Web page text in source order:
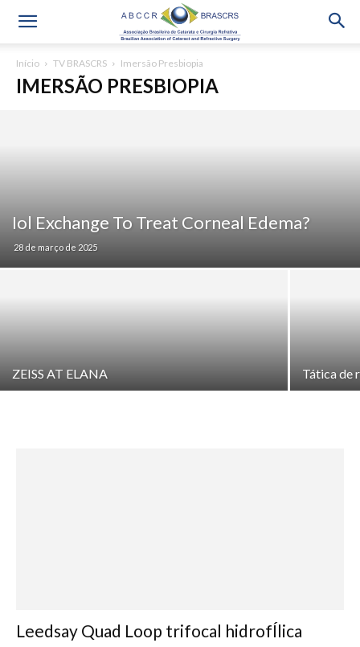
Início TV BRASCRS Imersão Presbiopia
IMERSÃO PRESBIOPIA
Iol Exchange To Treat Corneal Edema?
28 de março de 2025
ZEISS AT ELANA Tática de
Leedsay Quad Loop trifocal hidrofÍlica